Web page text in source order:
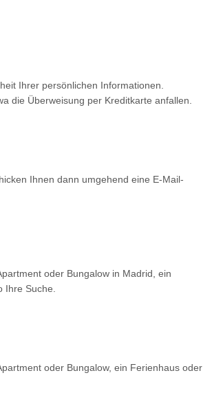
Ihrer persönlichen Informationen.
die Überweisung per Kreditkarte anfallen.
Ihnen dann umgehend eine E-Mail-
oder Bungalow in Madrid, ein
Suche.
oder Bungalow, ein Ferienhaus oder